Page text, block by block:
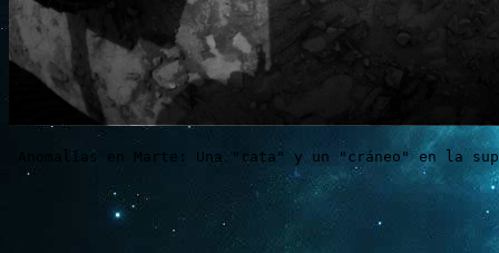
Anomalías en Marte: Una "rata" y un "cráneo" en la